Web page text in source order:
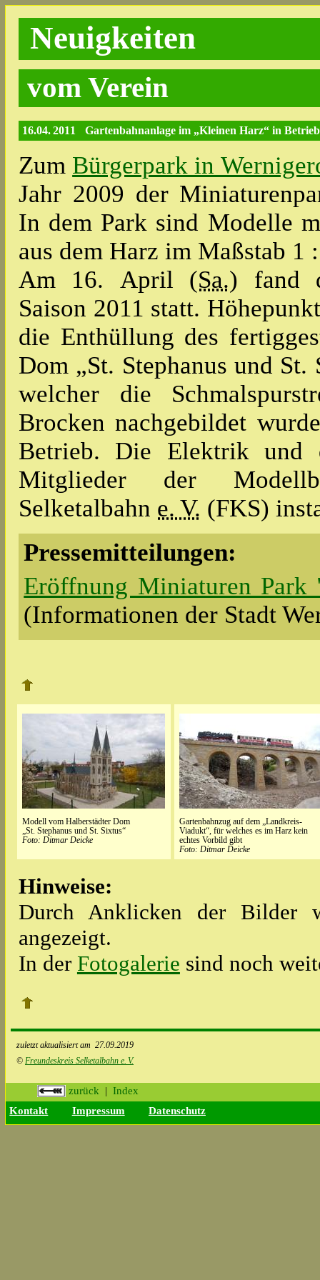
Neuigkeiten
vom Verein
16.04. 2011 Gartenbahnanlage im „Kleinen Harz“ in
Zum Bürgerpark in
Jahr 2009 der
In dem Park sind Modelle
aus dem Harz im Maßstab 1
Am 16. April (Sa.) fand
Saison 2011 statt.
die Enthüllung des
Dom „St. Stephanus und
welcher die
Brocken nachgebildet
Betrieb. Die Elektrik und
Mitglieder der
Selketalbahn e. V. (FKS)
Pressemitteilungen:
Eröffnung Miniaturen
(Informationen der Stadt
Modell vom Halberstädter Dom
„St. Stephanus und St. Sixtus“
Foto: Ditmar Deicke
Gartenbahnzug auf dem „Landkreis-
Viadukt“, für welches es im Harz kein
echtes Vorbild gibt
Foto: Ditmar Deicke
Hinweise:
Durch Anklicken der Bilder
angezeigt.
In der Fotogalerie sind noch
zuletzt aktualisiert am 27.09.2019
© Freundeskreis Selketalbahn e. V.
zurück |Index
Kontakt
Impressum Datenschutz